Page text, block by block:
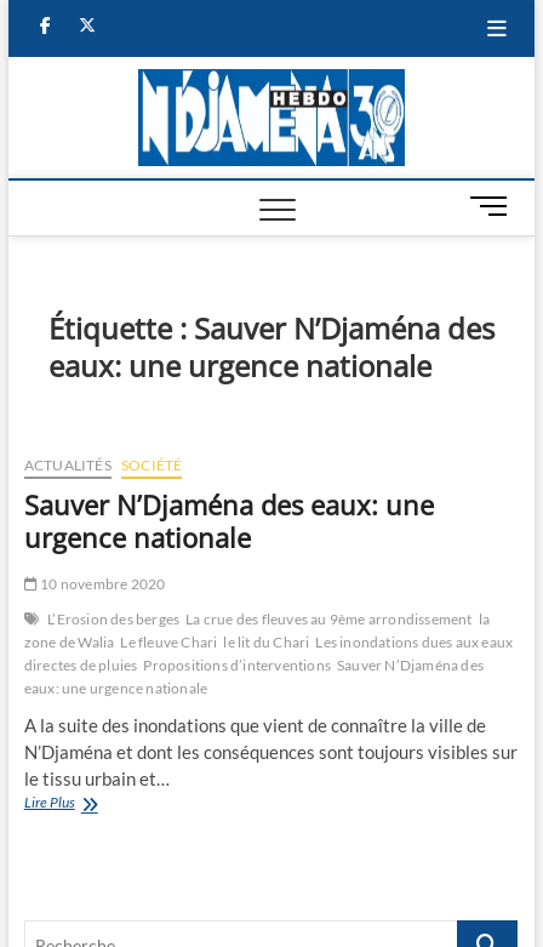
facebook
M
e
u
Étiquette : Sauver N’Djaména des
eaux: une urgence nationale
ACTUALITÉS SOCIÉTÉ
Sauver N’Djaména des eaux: une
urgence nationale
10 novembre 2020
L’Erosion des berges La crue des fleuves au 9ème arrondissement la
zone de Walia Le fleuve Chari le lit du Chari Les inondations dues aux eaux
directes de pluies Propositions d’interventions Sauver N’Djaména des
eaux: une urgence nationale
A la suite des inondations que vient de connaître la ville de
N’Djaména et dont les conséquences sont toujours visibles sur
le tissu urbain et…
Lire PlusSauver
Recherche